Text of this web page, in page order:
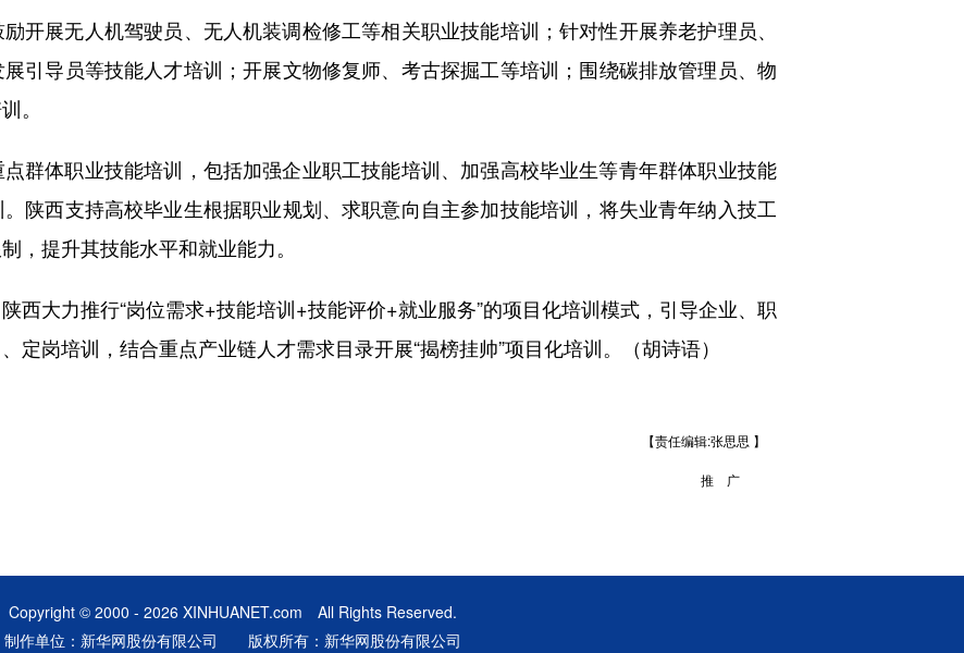
展无人机驾驶员、无人机装调检修工等相关职业技能培训；针对性开展养老护理员、
引导员等技能人才培训；开展文物修复师、考古探掘工等培训；围绕碳排放管理员、物
。
体职业技能培训，包括加强企业职工技能培训、加强高校毕业生等青年群体职业技能
陕西支持高校毕业生根据职业规划、求职意向自主参加技能培训，将失业青年纳入技工
，提升其技能水平和就业能力。
大力推行“岗位需求+技能培训+技能评价+就业服务”的项目化培训模式，引导企业、职
定岗培训，结合重点产业链人才需求目录开展“揭榜挂帅”项目化培训。（胡诗语）
【责任编辑:张思思 】
推 广
Copyright © 2000 - 2026 XINHUANET.com All Rights Reserved.
制作单位：新华网股份有限公司 版权所有：新华网股份有限公司